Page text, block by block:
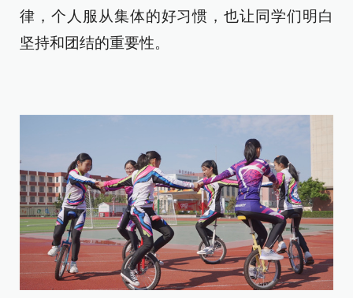
律，个人服从集体的好习惯，也让同学们明白
坚持和团结的重要性。